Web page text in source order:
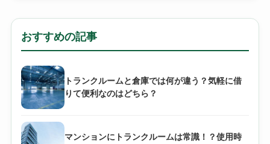
おすすめの記事
トランクルームと倉庫では何が違う？気軽に借
りて便利なのはどちら？
マンションにトランクルームは常識！？使用時